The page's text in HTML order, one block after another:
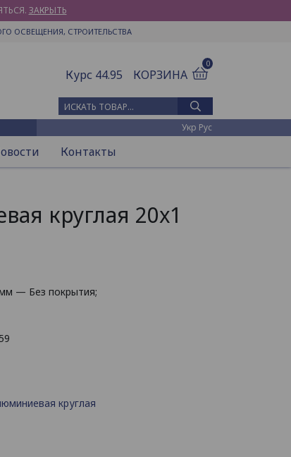
ЗАКРЫТЬ
ОСВЕЩЕНИЯ, СТРОИТЕЛЬСТВА
Курс 44.95 КОРЗИНА
0
Искать товар
Укр Рус
Контакты
круглая 20х1
— Без покрытия;
круглая